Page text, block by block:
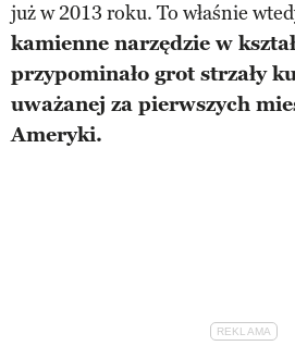
już w 2013 roku. To właśnie
kamienne narzędzie w
przypominało grot strzały
uważanej za pierwszych
Ameryki.